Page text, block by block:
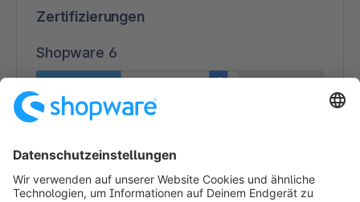
Zertifizierungen
Shopware 6